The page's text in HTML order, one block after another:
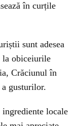
în curțile
sunt adesea
la obiceiurile
Crăciunul în
a gusturilor.
ingrediente locale